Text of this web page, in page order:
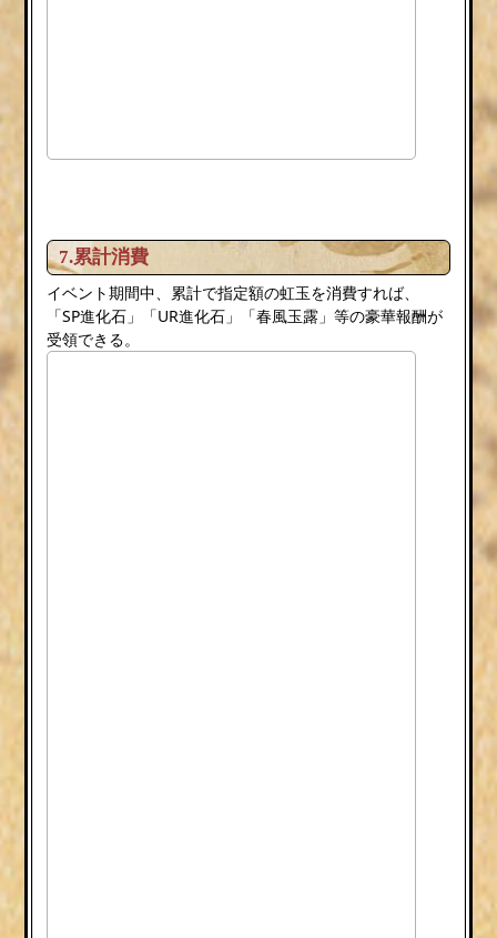
7.累計消費
イベント期間中、累計で指定額の虹玉を消費すれば、
「SP進化石」「UR進化石」「春風玉露」等の豪華報酬が
受領できる。